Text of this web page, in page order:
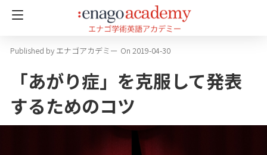
エナゴアカデミー On 2019-04-30
「あがり症」を克服して発表
するためのコツ